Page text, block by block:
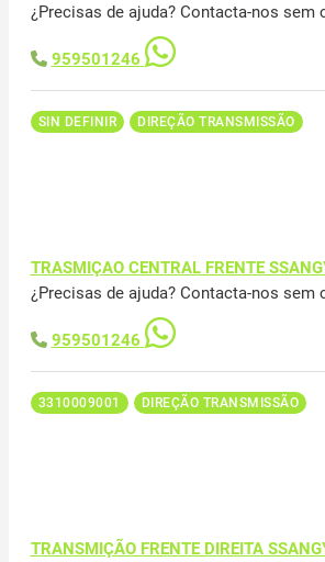
¿Precisas de ajuda? Contacta-nos sem
959501246
SIN DEFINIR DIREÇÃO TRANSMISSÃO
TRASMIÇAO CENTRAL FRENTE
¿Precisas de ajuda? Contacta-nos sem
959501246
3310009001 DIREÇÃO TRANSMISSÃO
TRANSMIÇÃO FRENTE DIREITA